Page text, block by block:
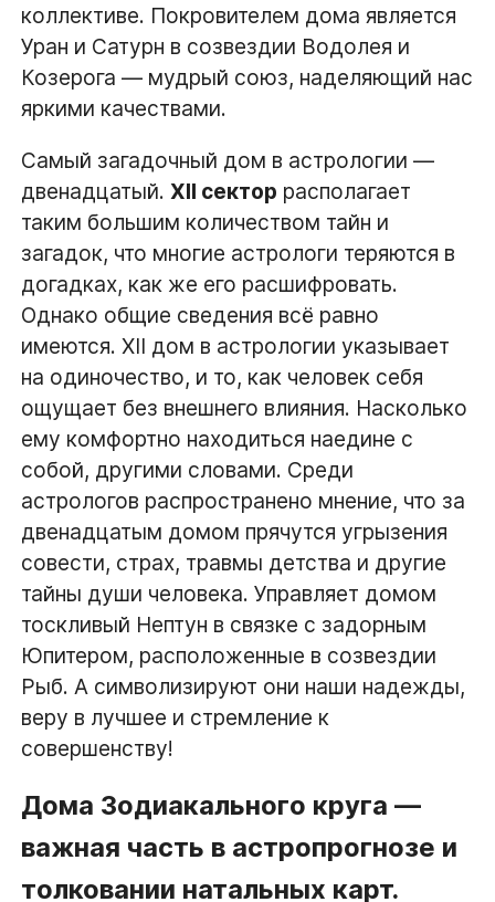
коллективе. Покровителем дома является
Уран и Сатурн в созвездии Водолея и
Козерога — мудрый союз, наделяющий нас
яркими качествами.
Самый загадочный дом в астрологии —
двенадцатый.XII сектор располагает
таким большим количеством тайн и
загадок, что многие астрологи теряются в
догадках, как же его расшифровать.
Однако общие сведения всё равно
имеются. XII дом в астрологии указывает
на одиночество, и то, как человек себя
ощущает без внешнего влияния. Насколько
ему комфортно находиться наедине с
собой, другими словами. Среди
астрологов распространено мнение, что за
двенадцатым домом прячутся угрызения
совести, страх, травмы детства и другие
тайны души человека. Управляет домом
тоскливый Нептун в связке с задорным
Юпитером, расположенные в созвездии
Рыб. А символизируют они наши надежды,
веру в лучшее и стремление к
совершенству!
Дома Зодиакального круга —
важная часть в астропрогнозе и
толковании натальных карт.